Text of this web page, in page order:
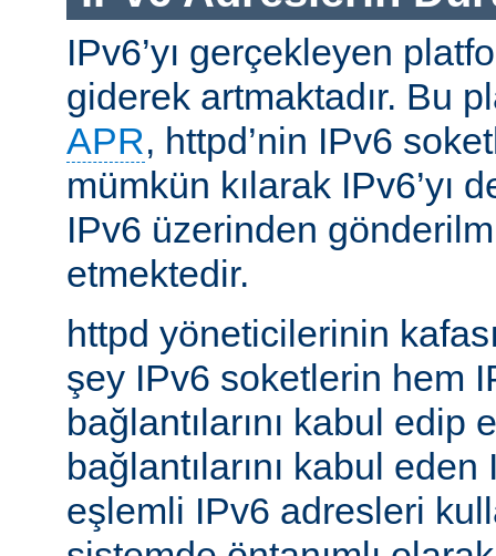
IPv6’yı gerçekleyen
giderek artmaktadır. Bu
APR, httpd’nin IPv6
mümkün kılarak IPv6’yı
IPv6 üzerinden
etmektedir.
httpd yöneticilerinin
şey IPv6 soketlerin hem
bağlantılarını kabul edip
bağlantılarını kabul
eşlemli IPv6 adresleri